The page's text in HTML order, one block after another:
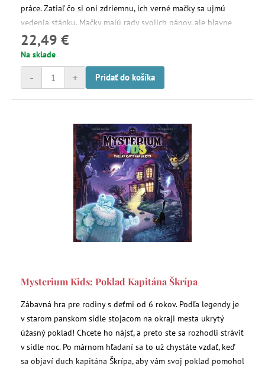
práce. Zatiaľ čo si oni zdriemnu, ich verné mačky sa ujmú
vedenia stánku. Mačky majú rady svojich pánov, ale hlavne
zbožňujú ryby. Čo by sa mohlo pokaziť?
22,49 €
Na sklade
+
- Pridať do košíka
Mysterium Kids: Poklad Kapitána Škrípa
Zábavná hra pre rodiny s deťmi od 6 rokov. Podľa legendy je
v starom panskom sídle stojacom na okraji mesta ukrytý
úžasný poklad! Chcete ho nájsť, a preto ste sa rozhodli stráviť
v sídle noc. Po márnom hľadaní sa to už chystáte vzdať, keď
sa objaví duch kapitána Škrípa, aby vám svoj poklad pomohol